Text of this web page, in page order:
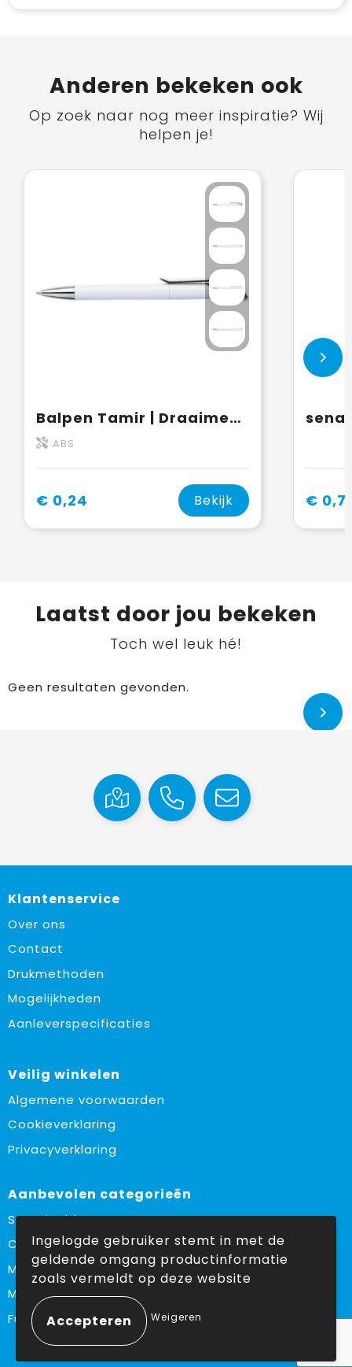
Anderen bekeken ook
Op zoek naar nog meer inspiratie? Wij
helpen je!
Balpen Tamir | Draaimechanisme
ABS
€ 0,24 Bekijk €
Laatst door jou bekeken
Toch wel leuk hé!
Geen resultaten gevonden.
Klantenservice
Over ons
Contact
Drukmethoden
Mogelijkheden
Aanleverspecificaties
Veilig winkelen
Algemene voorwaarden
Cookieverklaring
Privacyverklaring
Aanbevolen categorieën
Sustainable
Custom made
Made in Europe
Must haves
Fulfilment
Ingelogde gebruiker stemt in met de
geldende omgang productinformatie
zoals vermeldt op deze website
Weigeren